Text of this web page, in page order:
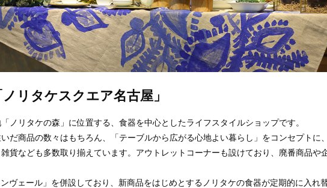
リタケスクエア名古屋」
ノリタケの森」に位置する、食器を中心としたライフスタイルショップです。
だ商品の数々はもちろん、「テーブルから広がる心地よい暮らし」をコンセプトに
貨なども多数取り揃えています。アウトレットコーナーも設けており、廃番商品や
ヴェール」を併設しており、新商品をはじめとするノリタケの食器が定期的に入れ